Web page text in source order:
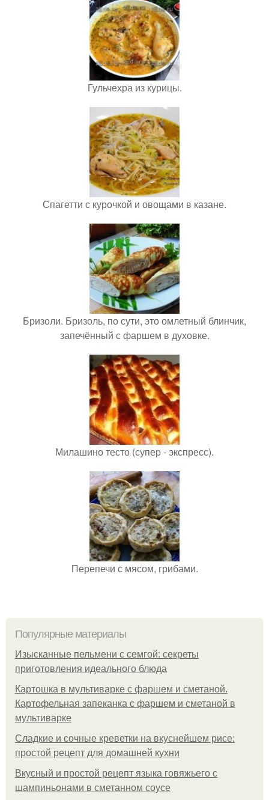
Гульчехра из курицы.
Спагетти с курочкой и овощами в казане.
Бризоли. Бризоль, по сути, это омлетный блинчик,
запечённый с фаршем в духовке.
Милашино тесто (супер - экспресс).
Перепечи с мясом, грибами.
Популярные материалы
Изысканные пельмени с семгой: секреты
приготовления идеального блюда
Картошка в мультиварке с фаршем и сметаной.
Картофельная запеканка с фаршем и сметаной в
мультиварке
Сладкие и сочные креветки на вкуснейшем рисе:
простой рецепт для домашней кухни
Вкусный и простой рецепт языка говяжьего с
шампиньонами в сметанном соусе